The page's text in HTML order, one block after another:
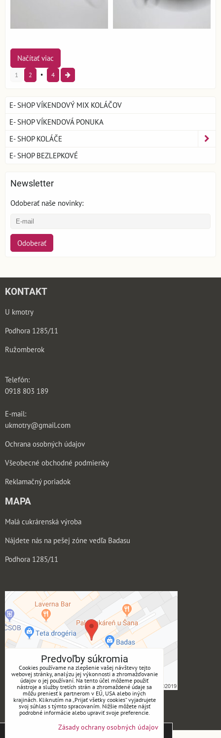
Načítať viac
1 2 4
E- SHOP VÍKENDOVÝ MIX KOLÁČOV
E- SHOP VÍKENDOVÁ PONUKA
E- SHOP KOLÁČE
E- SHOP BEZLEPKOVÉ
Newsletter
Odoberať naše novinky:
Odoberať
KONTAKT
U kmotry
Podhora 1285/11
Ružomberok
Telefón:
0918 803 189
E-mail:
ukmotry@gmail.com
Ochrana osobných údajov
Všeobecné obchodné podmienky
Reklamačný poriadok
MAPA
Malá cukrárenská výroba
Nájdete nás na pešej zóne vedľa Badasu
Podhora 1285/11
ukmotry
Predvoľby súkromia
Cookies používame na zlepšenie vašej návštevy tejto
webovej stránky, analýzu jej výkonnosti a zhromažďovanie
údajov o jej používaní. Na tento účel môžeme použiť
nástroje a služby tretích strán a zhromaždené údaje sa
môžu preniesť k partnerom v EÚ, USA alebo iných
krajinách. Kliknutím na „Prijať všetky cookies“ vyjadrujete
svoj súhlas s týmto spracovaním. Nižšie môžete nájsť
podrobné informácie alebo upraviť svoje preferencie.
Zásady ochrany osobných údajov
Tieto stránky používajú súbory cookies. Bližšie